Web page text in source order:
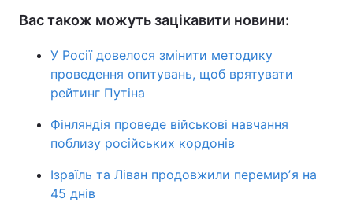
Вас також можуть зацікавити новини:
У Росії довелося змінити методику
проведення опитувань, щоб врятувати
рейтинг Путіна
Фінляндія проведе військові навчання
поблизу російських кордонів
Ізраїль та Ліван продовжили перемирʼя на
45 днів